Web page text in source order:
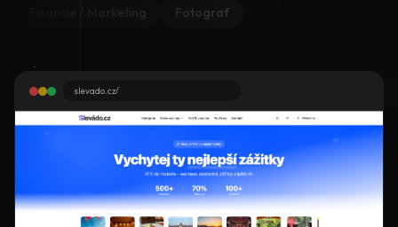
Fotograf
slevado.cz/